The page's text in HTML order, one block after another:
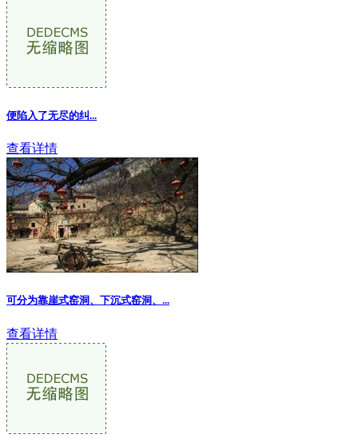
便陷入了无尽的纠...
查看详情
可分为靠崖式窑洞、下沉式窑洞、...
查看详情